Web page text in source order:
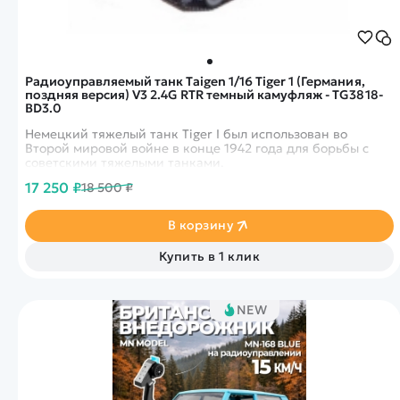
Радиоуправляемый танк Taigen 1/16 Tiger 1 (Германия,
поздняя версия) V3 2.4G RTR темный камуфляж - TG3818-
BD3.0
Немецкий тяжелый танк Tiger I был использован во
Второй мировой войне в конце 1942 года для борьбы с
советскими тяжелыми танками.
17 250 ₽18 500 ₽
В корзину
Купить в 1 клик
NEW